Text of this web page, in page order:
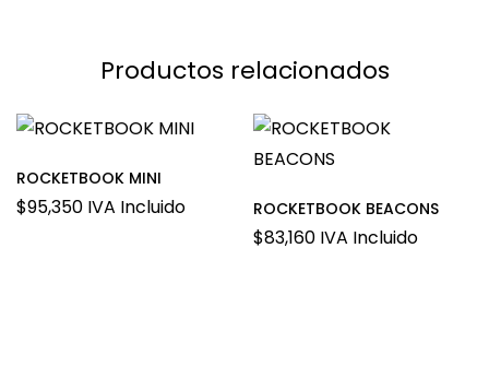
Productos relacionados
ROCKETBOOK MINI
$95,350 IVA Incluido ROCKETBOOK BEACONS
$83,160 IVA Incluido